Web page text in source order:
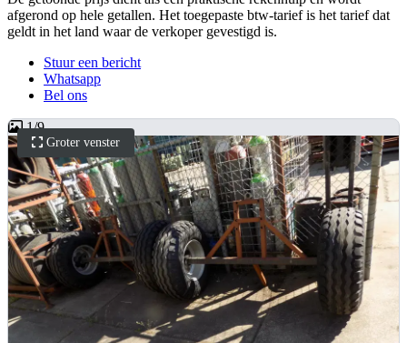
afgerond op hele getallen. Het toegepaste btw-tarief is het tarief dat
geldt in het land waar de verkoper gevestigd is.
Stuur een bericht
Whatsapp
Bel ons
Groter venster
1/9